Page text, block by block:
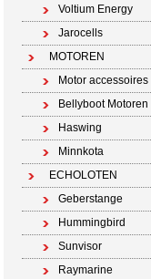
Voltium Energy
Jarocells
MOTOREN
Motor accessoires
Bellyboot Motoren
Haswing
Minnkota
ECHOLOTEN
Geberstange
Hummingbird
Sunvisor
Raymarine